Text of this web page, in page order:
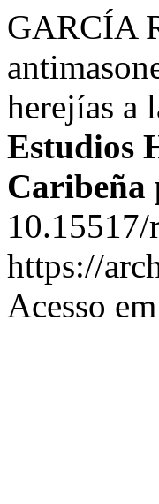
GARCÍA
herejías a
Estudios
Caribeña
https://
Acesso